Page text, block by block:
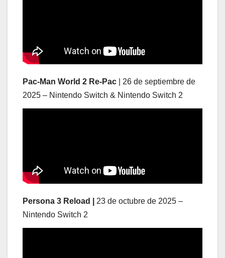
Pac-Man World 2 Re-Pac | 26 de septiembre de
2025 – Nintendo Switch & Nintendo Switch 2
Persona 3 Reload | 23 de octubre de 2025 –
Nintendo Switch 2